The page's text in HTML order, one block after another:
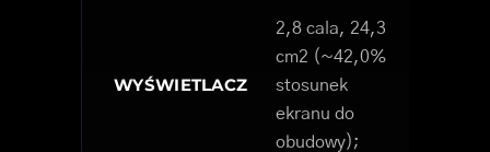
WYŚWIETLACZ
2,8 cala, 24,3
cm2 (~42,0%
stosunek
ekranu do
obudowy);